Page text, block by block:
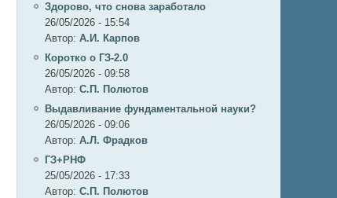
Здорово, что снова заработало
26/05/2026 - 15:54
Автор: А.И. Карпов
Коротко о ГЗ-2.0
26/05/2026 - 09:58
Автор: C.П. Полютов
Выдавливание фундаментальной науки?
26/05/2026 - 09:06
Автор: А.Л. Фрадков
ГЗ+РНФ
25/05/2026 - 17:33
Автор: C.П. Полютов